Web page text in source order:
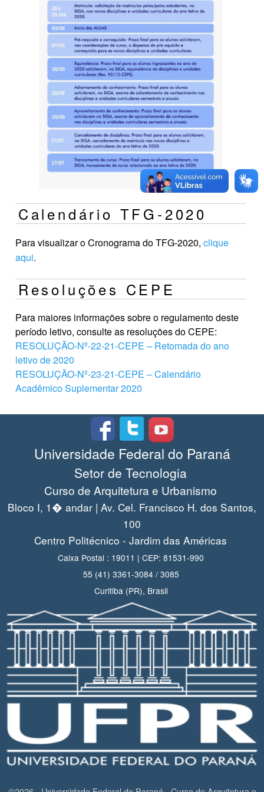
Calendário TFG-2020
Para visualizar o Cronograma do TFG-2020, clique
aqui.
Resoluções CEPE
Para maiores informações sobre o regulamento deste
período letivo, consulte as resoluções do CEPE:
RESOLUÇÃO-Nº-22-21-CEPE – Retomada do ano
letivo de 2020
RESOLUÇÃO-Nº-23-21-CEPE – Calendário
Acadêmico Suplementar 2020
Universidade Federal do Paraná
Setor de Tecnologia
Curso de Arquitetura e Urbanismo
Bloco I, 1� andar | Av. Cel. Francisco H. dos Santos,
100
Centro Politécnico - Jardim das Américas
Caixa Postal : 19011 | CEP: 81531-990
55 (41) 3361-3084 / 3085
Curitiba (PR), Brasil